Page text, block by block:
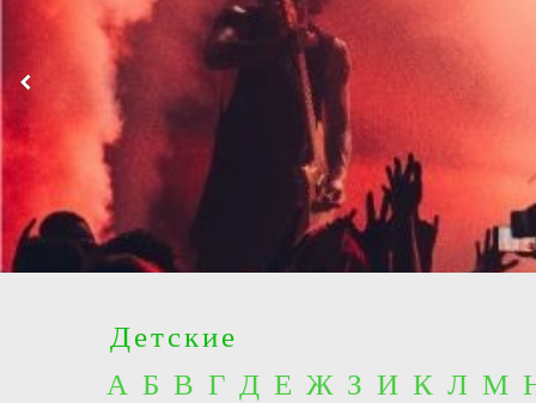
А Б В Г Д Е Ж З И К Л М
Детские